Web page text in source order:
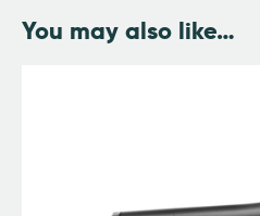
You may also like…